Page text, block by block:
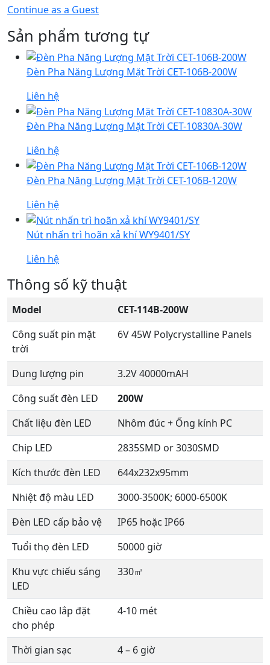
Continue as a Guest
Sản phẩm tương tự
Đèn Pha Năng Lượng Mặt Trời CET-106B-200W
Liên hệ
Đèn Pha Năng Lượng Mặt Trời CET-10830A-30W
Liên hệ
Đèn Pha Năng Lượng Mặt Trời CET-106B-120W
Liên hệ
Nút nhấn trì hoãn xả khí WY9401/SY
Liên hệ
Thông số kỹ thuật
Model
CET-114B-200W
Công suất pin mặt
trời
6V 45W Polycrystalline Panels
Dung lượng pin
3.2V 40000mAH
Công suất đèn LED
200W
Chất liệu đèn LED
Nhôm đúc + Ống kính PC
Chip LED
2835SMD or 3030SMD
Kích thước đèn LED
644x232x95mm
Nhiệt độ màu LED
3000-3500K; 6000-6500K
Đèn LED cấp bảo vệ
IP65 hoặc IP66
Tuổi thọ đèn LED
50000 giờ
Khu vực chiếu sáng
LED
330㎡
Chiều cao lắp đặt
cho phép
4-10 mét
Thời gian sạc
4 – 6 giờ